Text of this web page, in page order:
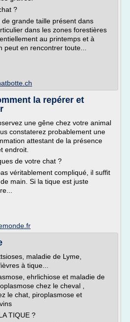
?
grande taille présent dans
dans les zones forestières
au printemps et à
peut en rencontrer toute...
la repérer et
une gêne chez votre animal
constaterez probablement une
attestant de la présence
endroit.
de votre chat ?
véritablement compliqué, il suffit
main. Si la tique est juste
maladie de Lyme,
à tique...
ehrlichiose et maladie de
chez le cheval ,
le chat, piroplasmose et
TIQUE ?